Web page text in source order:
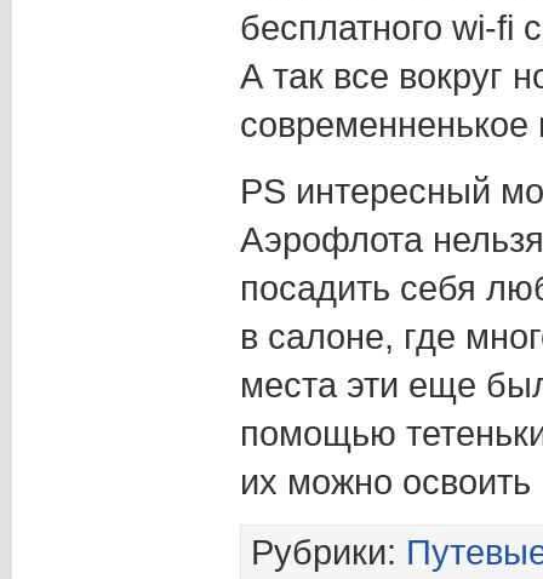
бесплатного wi-fi
А так все вокруг
современненькое
PS интересный
Аэрофлота
посадить себя
в салоне, где
места эти еще
помощью
их можно освоить
Рубрики: